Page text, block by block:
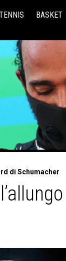
BASKET
di Schumacher